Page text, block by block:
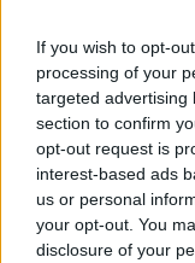
If you wish to opt-
processing of your
targeted advertising
section to confirm
opt-out request is
interest-based ads
us or personal
your opt-out. You
disclosure of your
2023. október 30. 19:27